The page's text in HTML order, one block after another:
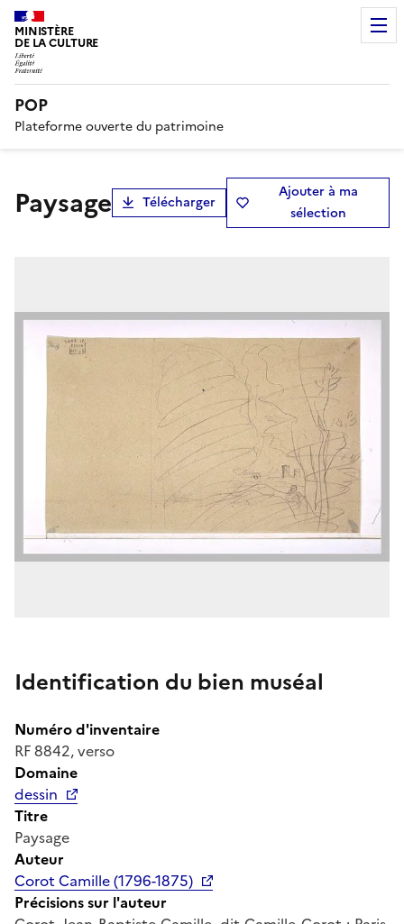
MINISTÈRE
DE LA CULTURE
POP
Plateforme ouverte du patrimoine
Paysage Télécharger
Ajouter à ma
sélection
Identification du bien muséal
Numéro d'inventaire
RF 8842, verso
Domaine
dessin
Titre
Paysage
Auteur
Corot Camille (1796-1875)
Précisions sur l'auteur